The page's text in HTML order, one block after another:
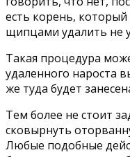
есть корень,
щипцами удалить не
Такая процедура
удаленного нароста
же туда будет
Тем более не стоит
сковырнуть
Любые подобные